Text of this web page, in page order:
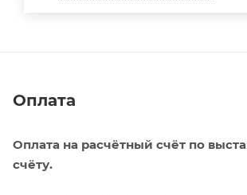
Оплата
Оплата на расчётный счёт по
счёту.